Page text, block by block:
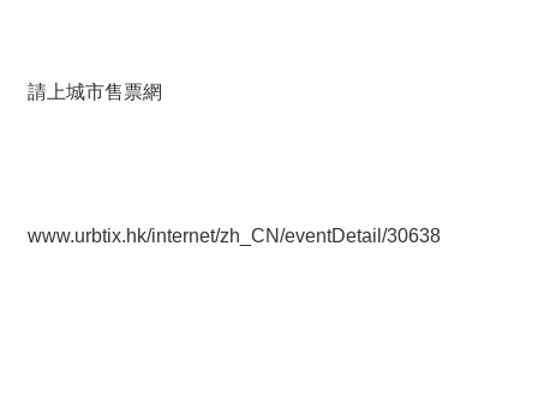
請上城市售票網
www.urbtix.hk/internet/zh_CN/eventDetail/30638​